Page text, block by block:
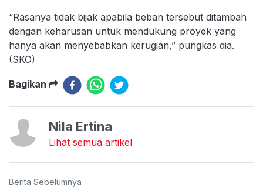
“Rasanya tidak bijak apabila beban tersebut ditambah
dengan keharusan untuk mendukung proyek yang
hanya akan menyebabkan kerugian,” pungkas dia.
(SKO)
Bagikan
Nila Ertina
Lihat semua artikel
Berita Sebelumnya